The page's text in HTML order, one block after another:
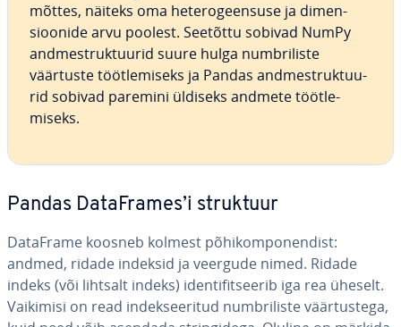
mõttes, näiteks oma he­te­ro­geen­suse ja di­men­
sioo­nide arvu poolest. Seetõttu sobivad NumPy
and­me­st­ruk­tuu­rid suure hulga numb­ri­liste
väärtuste tööt­le­miseks ja Pandas and­me­st­ruk­tuu­
rid sobivad paremini üldiseks andmete tööt­le­
miseks.
Pandas Da­taF­ra­mes’i struktuur
DataFrame koosneb kolmest põ­hi­kom­po­nen­dist:
andmed, ridade indeksid ja veergude nimed. Ridade
indeks (või lihtsalt indeks) iden­ti­fit­see­rib iga rea üheselt.
Vaikimisi on read in­deksee­ri­tud numb­ri­liste väär­tus­tega,